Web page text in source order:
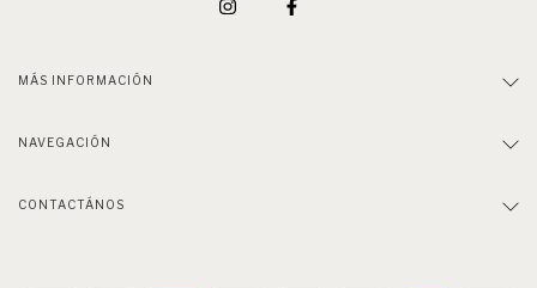
MÁS INFORMACIÓN
NAVEGACIÓN
CONTACTÁNOS